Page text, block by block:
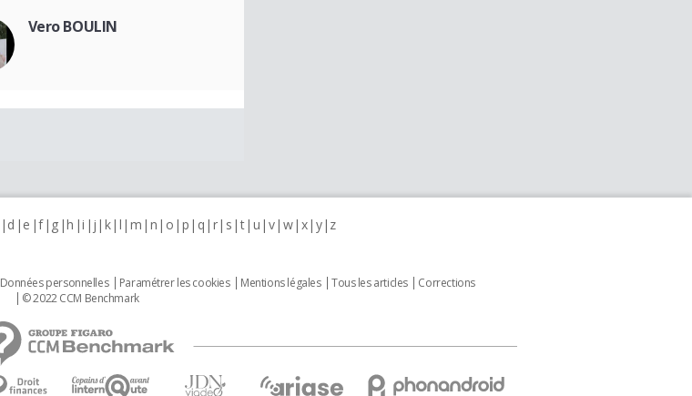
Vero BOULIN
d e f g h i j k l m n o p q r s t u v w x y z
Données personnelles Paramétrer les cookies Mentions légales Tous les articles
Corrections
© 2022 CCM Benchmark